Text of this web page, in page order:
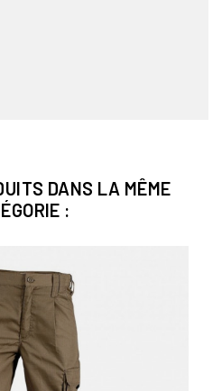
DANS LA MÊME
: